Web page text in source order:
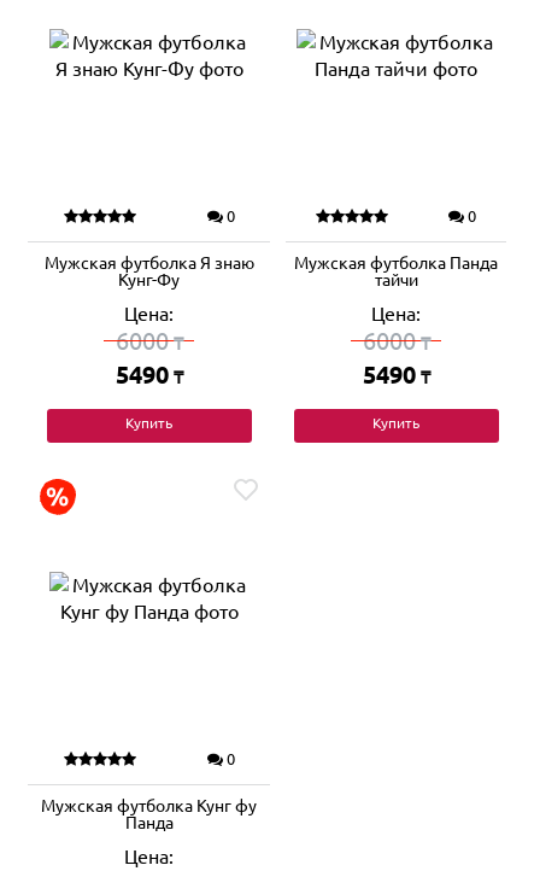
0
Мужская футболка Я знаю
Кунг-Фу
Цена:
6000₸
5490 ₸
Купить
0
Мужская футболка Панда
тайчи
Цена:
6000₸
5490 ₸
Купить
0
Мужская футболка Кунг фу
Панда
Цена: